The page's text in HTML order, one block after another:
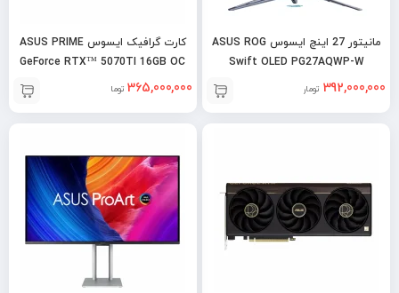
مانیتور 27 اینچ ایسوس ASUS ROG
Swift OLED PG27AQWP-W
392,000,000 تومان
کارت گرافیک ایسوس ASUS PRIME
GeForce RTX™ 5070TI 16GB OC
365,000,000 تومان